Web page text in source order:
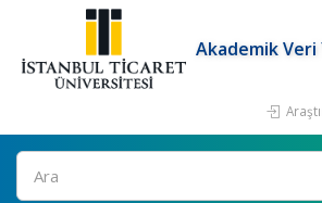
Akademik
Ara